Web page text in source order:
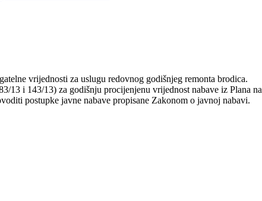
vrijednosti za uslugu redovnog godišnjeg remonta brodica.
i 143/13) za godišnju procijenjenu vrijednost nabave iz Plana
postupke javne nabave propisane Zakonom o javnoj nabavi.